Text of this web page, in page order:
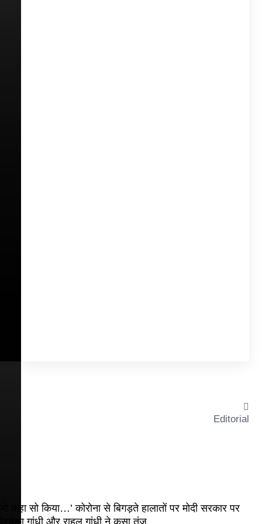
Editorial
‘जो कहा सो किया…’ कोरोना से बिगड़ते हालातों पर मोदी सरकार पर